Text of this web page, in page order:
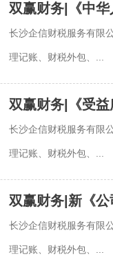
双赢财务|《中
长沙企信财税服务有限
理记账、财税外包、...
双赢财务|《受
长沙企信财税服务有限
理记账、财税外包、...
双赢财务|新《
长沙企信财税服务有限
理记账、财税外包、...